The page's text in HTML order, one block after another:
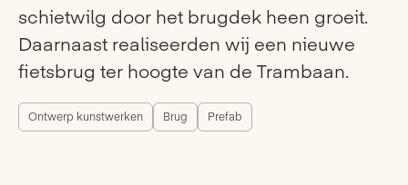
schietwilg door het brugdek heen groeit.
Daarnaast realiseerden wij een nieuwe
fietsbrug ter hoogte van de Trambaan.
Ontwerp kunstwerken Brug Prefab